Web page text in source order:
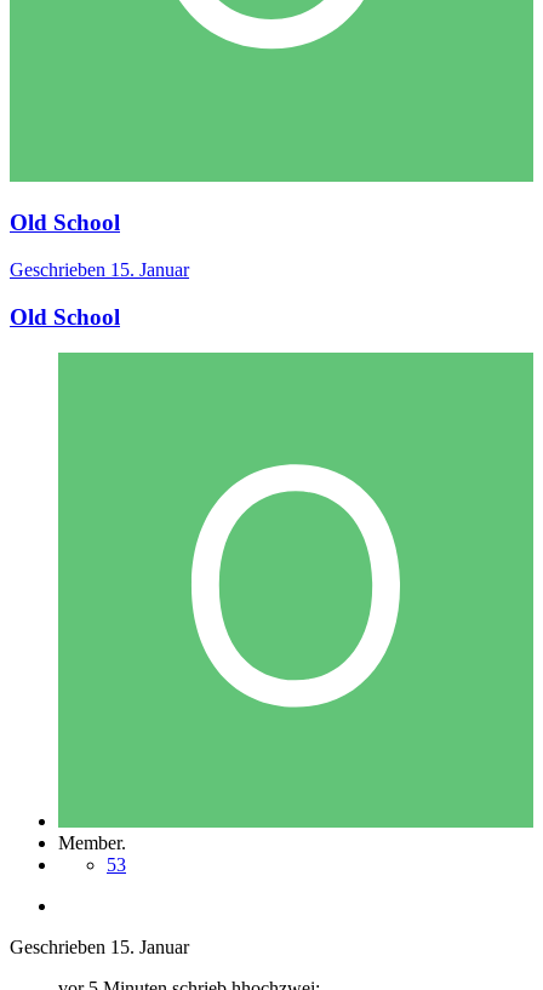
Old School
Geschrieben 15. Januar
Old School
Member.
53
Geschrieben 15. Januar